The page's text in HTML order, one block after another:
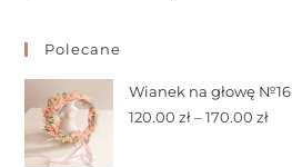
Polecane
Wianek na głowę №16
120.00zł – 170.00zł